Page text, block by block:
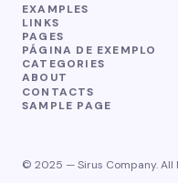
EXAMPLES
LINKS
PAGES
PÁGINA DE EXEMPLO
CATEGORIES
ABOUT
CONTACTS
SAMPLE PAGE
© 2025 — Sirus Company. All